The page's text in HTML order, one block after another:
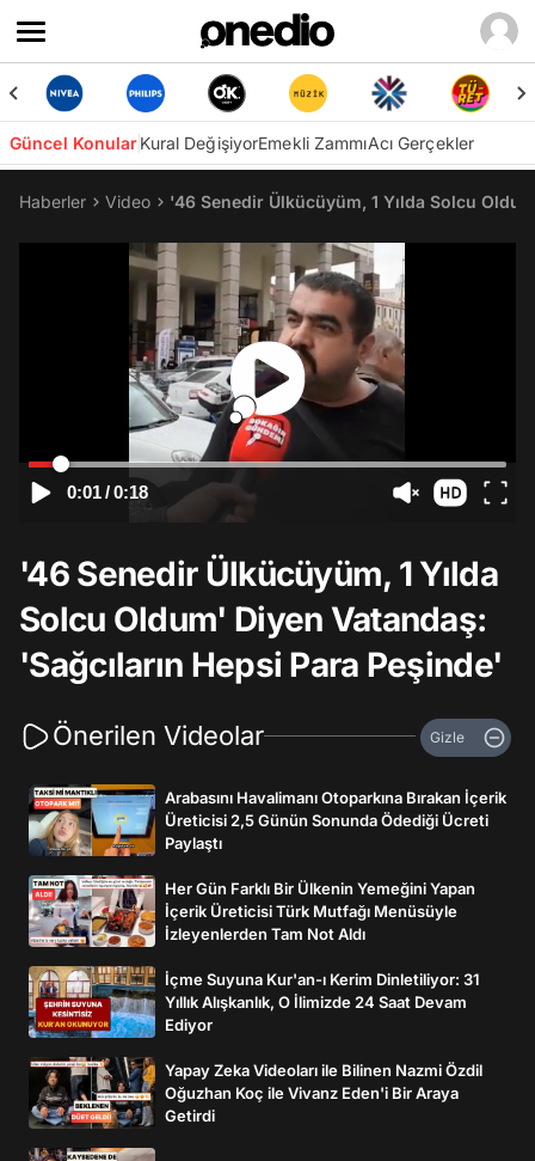
Güncel KonularKural DeğişiyorEmekli ZammıAcı Gerçekler
Haberler Video '46 Senedir Ülkücüyüm, 1 Yılda Solcu
0:01/0:18
'46 Senedir Ülkücüyüm, 1 Yılda
Solcu Oldum' Diyen Vatandaş:
'Sağcıların Hepsi Para Peşinde'
Önerilen Videolar Gizle
Arabasını Havalimanı Otoparkına Bırakan İçerik
Üreticisi 2,5 Günün Sonunda Ödediği Ücreti
Paylaştı
Her Gün Farklı Bir Ülkenin Yemeğini Yapan
İçerik Üreticisi Türk Mutfağı Menüsüyle
İzleyenlerden Tam Not Aldı
İçme Suyuna Kur'an-ı Kerim Dinletiliyor: 31
Yıllık Alışkanlık, O İlimizde 24 Saat Devam
Ediyor
Yapay Zeka Videoları ile Bilinen Nazmi Özdil
Oğuzhan Koç ile Vivanz Eden'i Bir Araya
Getirdi